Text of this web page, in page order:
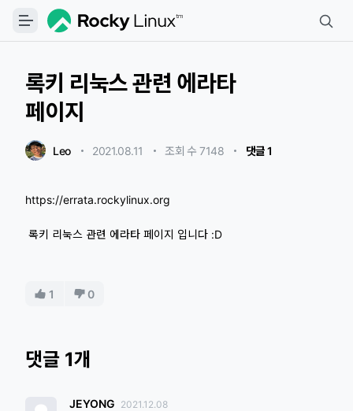
록키 리눅스 관련 에라타
페이지
Leo ・ 2021.08.11 ・ 조회 수 7148 ・ 댓글 1
https://errata.rockylinux.org
록키 리눅스 관련 에라타 페이지 입니다 :D
1 0
댓글 1개
JEYONG 2021.12.08